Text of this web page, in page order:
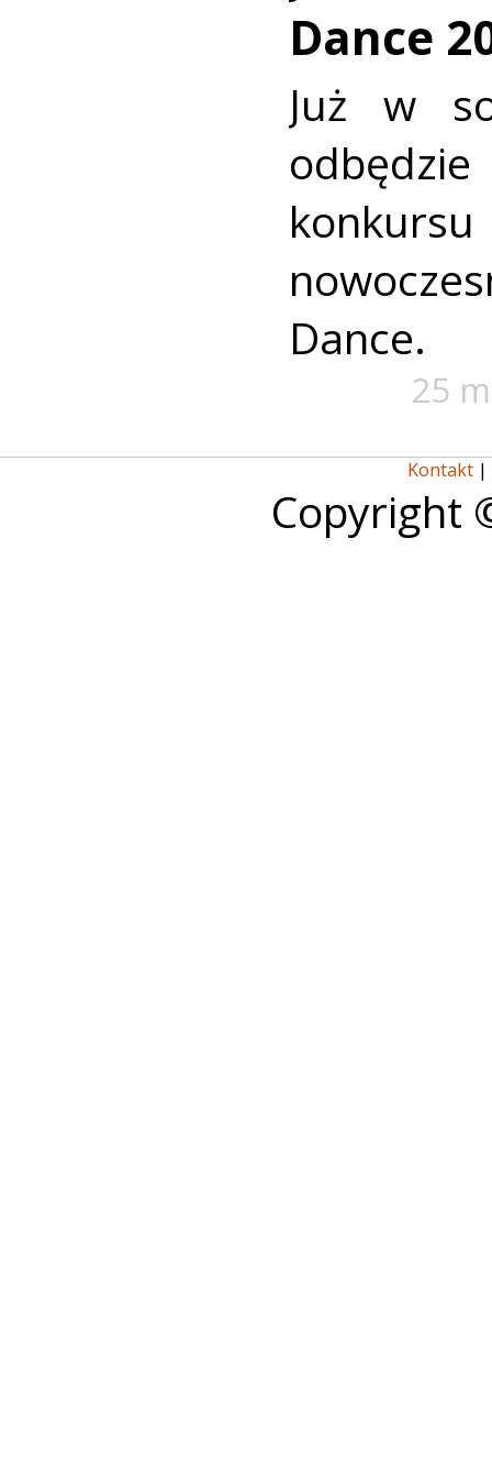
Dance
Już w
Dance.
25
Kontakt |
Copyright